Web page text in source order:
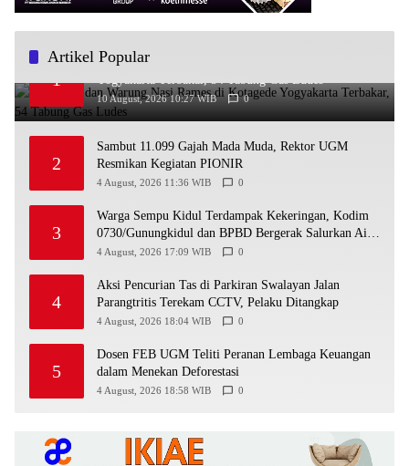
Artikel Popular
1
Kios LPG dan Warung Nasi Rames di Kotagede
Yogyakarta Terbakar, 54 Tabung Gas Ludes
10 August, 2026 10:27 WIB 0
2
Sambut 11.099 Gajah Mada Muda, Rektor UGM
Resmikan Kegiatan PIONIR
4 August, 2026 11:36 WIB 0
3
Warga Sempu Kidul Terdampak Kekeringan, Kodim
0730/Gunungkidul dan BPBD Bergerak Salurkan Air
Bersih
4 August, 2026 17:09 WIB 0
4
Aksi Pencurian Tas di Parkiran Swalayan Jalan
Parangtritis Terekam CCTV, Pelaku Ditangkap
4 August, 2026 18:04 WIB 0
5
Dosen FEB UGM Teliti Peranan Lembaga Keuangan
dalam Menekan Deforestasi
4 August, 2026 18:58 WIB 0